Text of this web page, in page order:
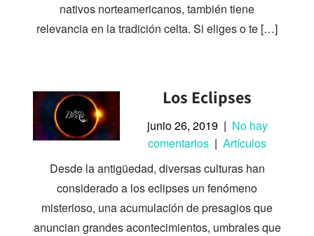
nativos norteamericanos, también tiene
relevancia en la tradición celta. Si eliges o te […]
Los Eclipses
junio 26, 2019 | No hay
comentarios |Artículos
Desde la antigüedad, diversas culturas han
considerado a los eclipses un fenómeno
misterioso, una acumulación de presagios que
anuncian grandes acontecimientos, umbrales que